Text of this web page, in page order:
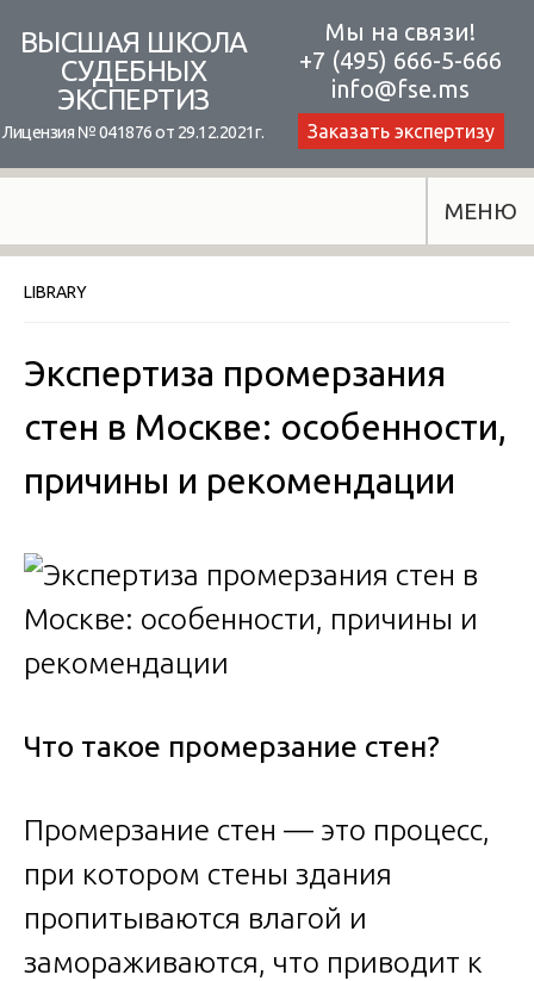
content
ВЫСШАЯ ШКОЛА
СУДЕБНЫХ
ЭКСПЕРТИЗ
Лицензия № 041876 от 29.12.2021г.
Мы на связи!
+7 (495) 666-5-666
info@fse.ms
Заказать экспертизу
МЕНЮ
LIBRARY
Экспертиза промерзания
стен в Москве: особенности,
причины и рекомендации
Что такое промерзание стен?
Промерзание стен — это процесс,
при котором стены здания
пропитываются влагой и
замораживаются, что приводит к